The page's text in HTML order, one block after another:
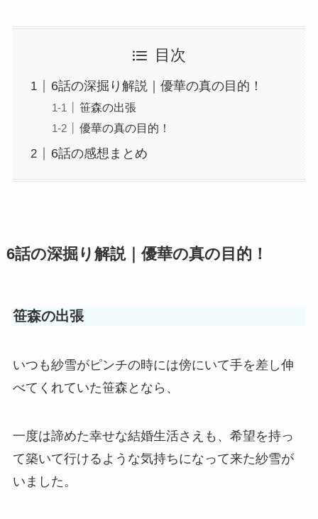
目次
6話の深掘り解説｜優華の真の目的！
笹森の出張
優華の真の目的！
6話の感想まとめ
6話の深掘り解説｜優華の真の目的！
笹森の出張
いつも紗雪がピンチの時には傍にいて手を差し伸
べてくれていた笹森となら、
一度は諦めた幸せな結婚生活さえも、希望を持っ
て築いて行けるような気持ちになって来た紗雪が
いました。